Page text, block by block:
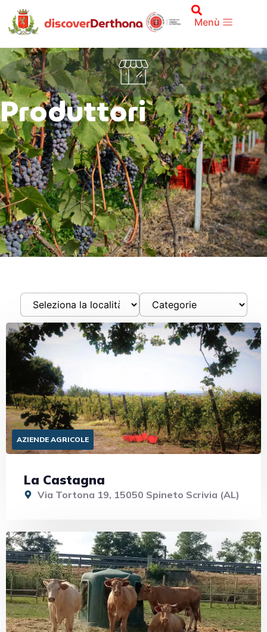
Menù
Produttori
AZIENDE AGRICOLE
La Castagna
Via Tortona 19, 15050 Spineto Scrivia (AL)